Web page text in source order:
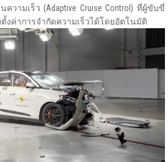
วามเร็ว (Adaptive Cruise Control) ที่ผู้ขับขี่
งค่าการจำกัดความเร็วได้โดยอัตโนมัติ